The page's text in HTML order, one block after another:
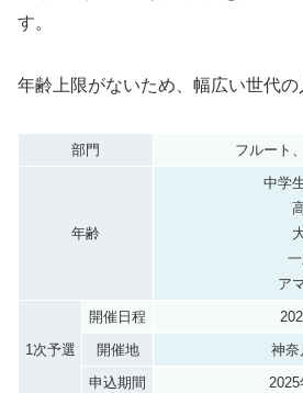
す。
年齢上限がないため、幅広い世代の
部門 フルート
年齢
中学
ア
1次予選
開催日程
開催地
神奈
申込期間
2025